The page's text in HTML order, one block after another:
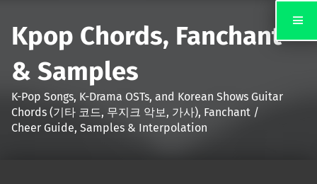
Kpop Chords, Fanchant
& Samples
K-Pop Songs, K-Drama OSTs, and Korean Shows Guitar
Chords (기타 코드, 무지크 악보, 가사), Fanchant /
Cheer Guide, Samples & Interpolation